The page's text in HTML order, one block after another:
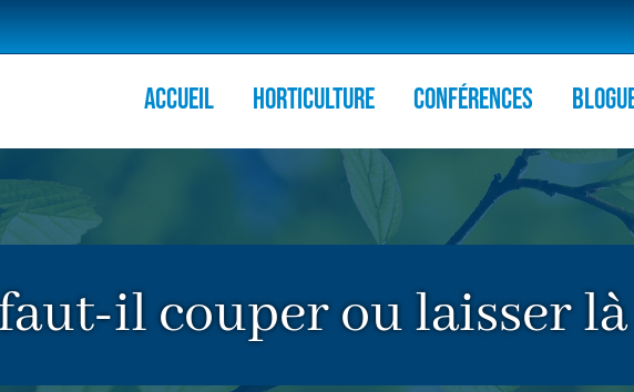
Accueil HORTICULTURE Conférences
il couper ou laisser